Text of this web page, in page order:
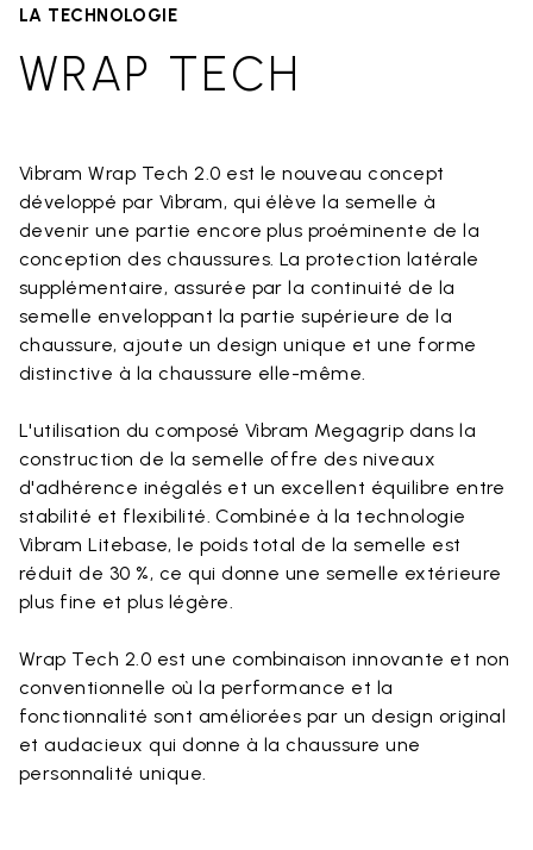
LA TECHNOLOGIE
WRAP TECH
Vibram Wrap Tech 2.0 est le nouveau concept
développé par Vibram, qui élève la semelle à
devenir une partie encore plus proéminente de la
conception des chaussures. La protection latérale
supplémentaire, assurée par la continuité de la
semelle enveloppant la partie supérieure de la
chaussure, ajoute un design unique et une forme
distinctive à la chaussure elle-même.
L'utilisation du composé Vibram Megagrip dans la
construction de la semelle offre des niveaux
d'adhérence inégalés et un excellent équilibre entre
stabilité et flexibilité. Combinée à la technologie
Vibram Litebase, le poids total de la semelle est
réduit de 30 %, ce qui donne une semelle extérieure
plus fine et plus légère.
Wrap Tech 2.0 est une combinaison innovante et non
conventionnelle où la performance et la
fonctionnalité sont améliorées par un design original
et audacieux qui donne à la chaussure une
personnalité unique.